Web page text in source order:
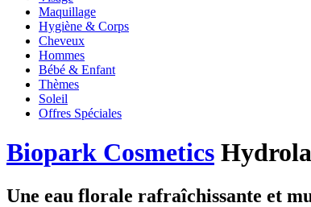
Maquillage
Hygiène & Corps
Cheveux
Hommes
Bébé & Enfant
Thèmes
Soleil
Offres Spéciales
Biopark Cosmetics
Une eau florale rafraîchissante et